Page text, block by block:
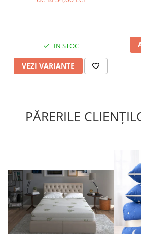
IN STOC
VEZI VARIANTE
PĂRERILE